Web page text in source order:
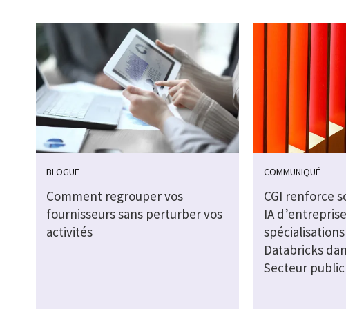
BLOGUE
Comment regrouper vos
fournisseurs sans perturber vos
activités
COMMUNIQUÉ
CGI renforce
IA
Databricks
Secteur